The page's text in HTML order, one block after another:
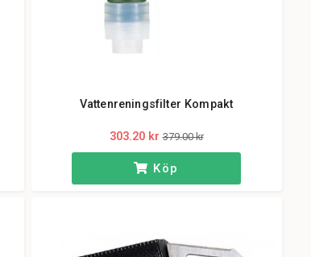
Vattenreningsfilter Kompakt
303.20 kr 379.00 kr
Köp